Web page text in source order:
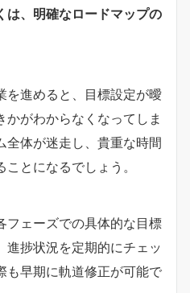
は、明確なロードマップの
を進めると、目標設定が曖
がわからなくなってしま
全体が迷走し、貴重な時間
とになるでしょう。
フェーズでの具体的な目標
進捗状況を定期的にチェッ
も早期に軌道修正が可能で